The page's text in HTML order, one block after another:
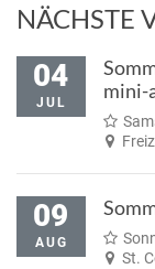
NÄCHSTE
04
JUL
mini-
09
AUG
St.